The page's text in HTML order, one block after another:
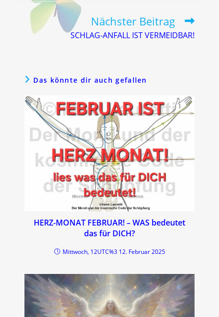
Weitere
Artikel
Nächster Beitrag
SCHLAG-ANFALL IST VERMEIDBAR!
Das könnte dir auch gefallen
HERZ-MONAT FEBRUAR! – WAS bedeutet
das für DICH?
Mittwoch, 12UTC%3 12. Februar 2025